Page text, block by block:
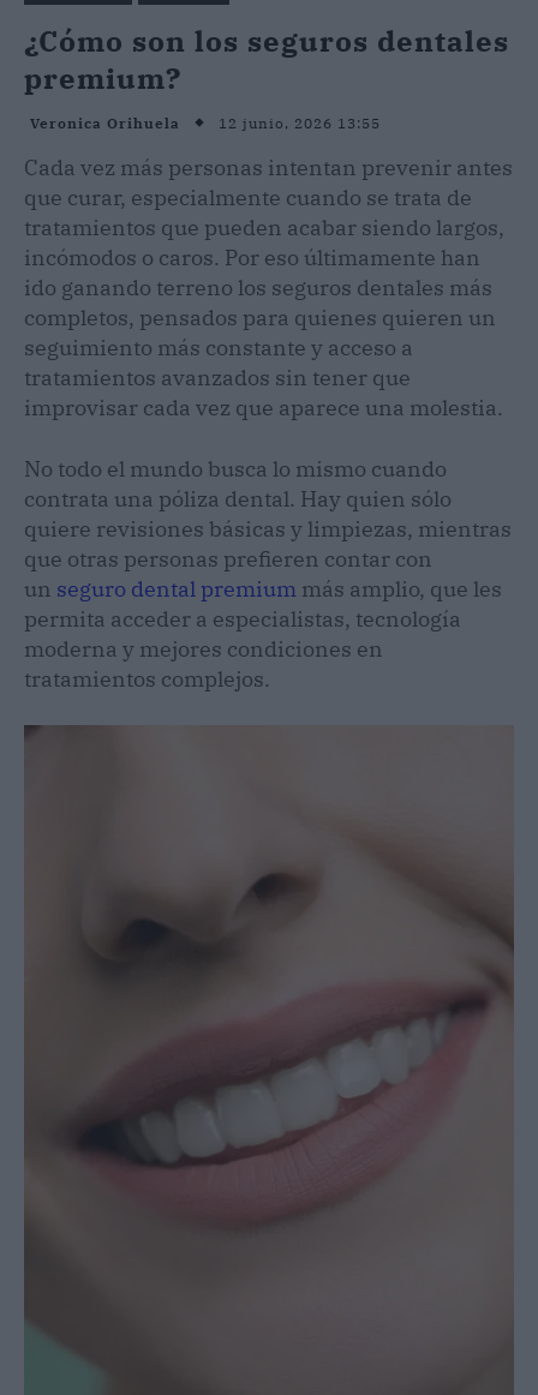
¿Cómo son los seguros dentales
premium?
Veronica Orihuela 12 junio, 2026 13:55
Cada vez más personas intentan prevenir antes
que curar, especialmente cuando se trata de
tratamientos que pueden acabar siendo largos,
incómodos o caros. Por eso últimamente han
ido ganando terreno los seguros dentales más
completos, pensados para quienes quieren un
seguimiento más constante y acceso a
tratamientos avanzados sin tener que
improvisar cada vez que aparece una molestia.
No todo el mundo busca lo mismo cuando
contrata una póliza dental. Hay quien sólo
quiere revisiones básicas y limpiezas, mientras
que otras personas prefieren contar con
un seguro dental premium más amplio, que les
permita acceder a especialistas, tecnología
moderna y mejores condiciones en
tratamientos complejos.